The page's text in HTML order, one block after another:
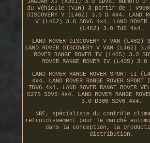
du véhicule (VIN) à partir de :
DISCOVERY V (L462) 3.0 D 4x4. LAND
V (L462) 3.0 SDV6 4x4. LAND ROVER
(L462) 3.0 Td6 4x4.
LAND ROVER DISCOVERY V VAN
LAND ROVER DISCOVERY V VAN (L462)
ROVER RANGE ROVER IV (L405) 3.0
ROVER RANGE ROVER IV (L405)
LAND ROVER RANGE ROVER SPORT II
4x4. LAND ROVER RANGE ROVER
TDV6 4x4. LAND ROVER RANGE ROVER
D275 SDV6 4x4. LAND ROVER RANGE
3.0 D300 SDV6 4x4.
NRF, spécialiste du contrôle
refroidissement pour le marché
dans la conception, la
distribution.